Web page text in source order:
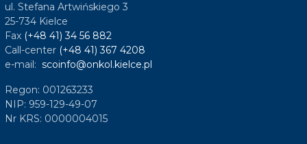
ul. Stefana Artwińskiego 3
25-734 Kielce
Fax (+48 41) 34 56 882
Call-center (+48 41) 367 4208
e-mail: scoinfo@onkol.kielce.pl
Regon: 001263233
NIP: 959-129-49-07
Nr KRS: 0000004015